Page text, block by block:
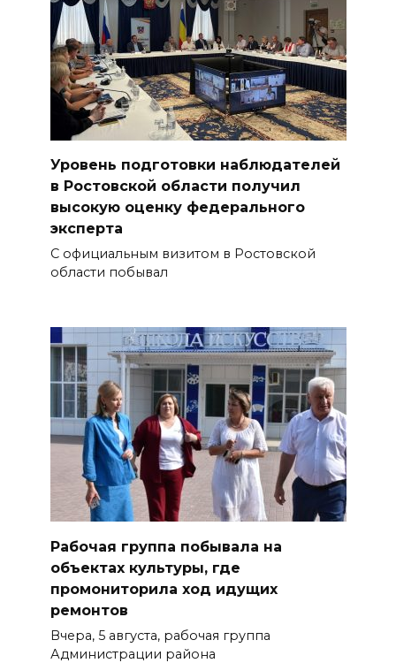
Уровень подготовки наблюдателей
в Ростовской области получил
высокую оценку федерального
эксперта
С официальным визитом в Ростовской
области побывал
Рабочая группа побывала на
объектах культуры, где
промониторила ход идущих
ремонтов
Вчера, 5 августа, рабочая группа
Администрации района